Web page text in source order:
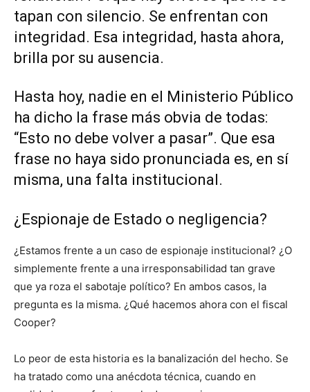
tapan con silencio. Se enfrentan con
integridad. Esa integridad, hasta ahora,
brilla por su ausencia.
Hasta hoy, nadie en el Ministerio Público
ha dicho la frase más obvia de todas:
“Esto no debe volver a pasar”. Que esa
frase no haya sido pronunciada es, en sí
misma, una falta institucional.
¿Espionaje de Estado o negligencia?
¿Estamos frente a un caso de espionaje institucional? ¿O
simplemente frente a una irresponsabilidad tan grave
que ya roza el sabotaje político? En ambos casos, la
pregunta es la misma. ¿Qué hacemos ahora con el fiscal
Cooper?
Lo peor de esta historia es la banalización del hecho. Se
ha tratado como una anécdota técnica, cuando en